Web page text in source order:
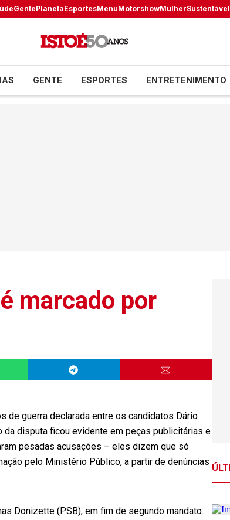
GentePlanetaEsportesMenuMotorshowMulherSustentável
GENTE ESPORTES ENTRETENIMENTO
marcado por
de guerra declarada entre os candidatos Dário
da disputa ficou evidente em peças publicitárias e
pesadas acusações – eles dizem que só
pelo Ministério Público, a partir de denúncias
Donizette (PSB), em fim de segundo mandato.